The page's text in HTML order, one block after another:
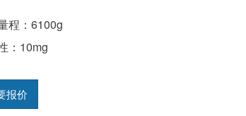
程：6100g
：10mg
报价